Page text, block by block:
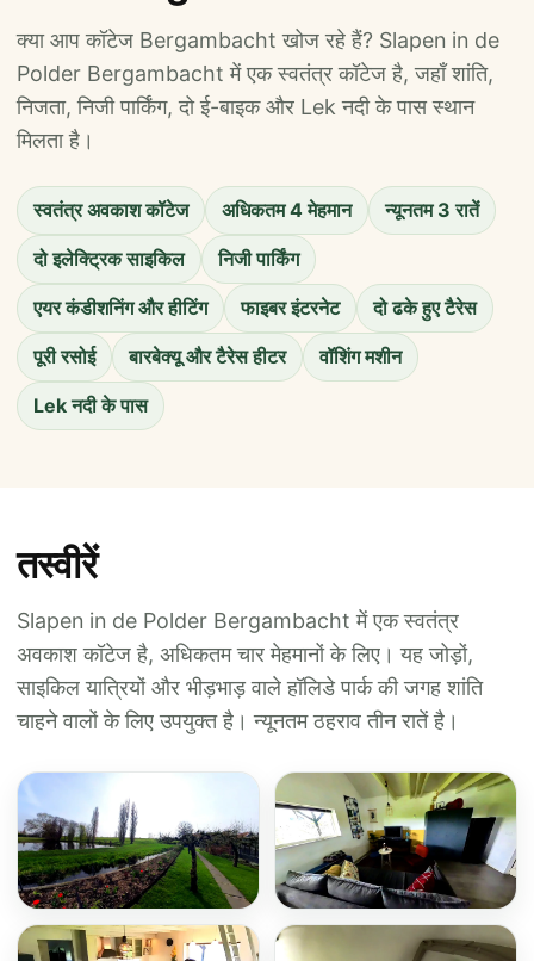
क्या आप कॉटेज Bergambacht खोज रहे हैं? Slapen in de
Polder Bergambacht में एक स्वतंत्र कॉटेज है, जहाँ शांति,
निजता, निजी पार्किंग, दो ई-बाइक और Lek नदी के पास स्थान
मिलता है।
स्वतंत्र अवकाश कॉटेज अधिकतम 4 मेहमान न्यूनतम 3 रातें
दो इलेक्ट्रिक साइकिल निजी पार्किंग
एयर कंडीशनिंग और हीटिंग फाइबर इंटरनेट दो ढके हुए टैरेस
पूरी रसोई बारबेक्यू और टैरेस हीटर वॉशिंग मशीन
Lek नदी के पास
तस्वीरें
Slapen in de Polder Bergambacht में एक स्वतंत्र
अवकाश कॉटेज है, अधिकतम चार मेहमानों के लिए। यह जोड़ों,
साइकिल यात्रियों और भीड़भाड़ वाले हॉलिडे पार्क की जगह शांति
चाहने वालों के लिए उपयुक्त है। न्यूनतम ठहराव तीन रातें है।